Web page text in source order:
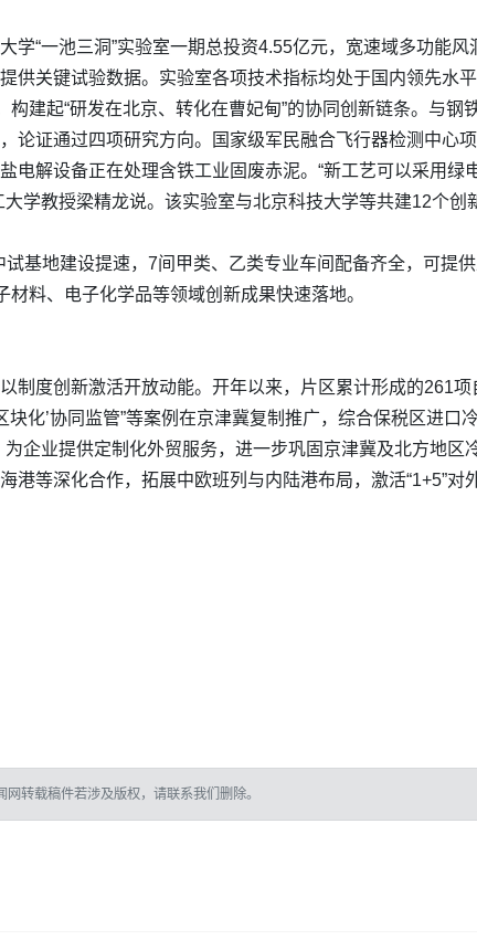
学“一池三洞”实验室一期总投资4.55亿元，宽速域多功能
供关键试验数据。实验室各项技术指标均处于国内领先水
构建起“研发在北京、转化在曹妃甸”的协同创新链条。与
论证通过四项研究方向。国家级军民融合飞行器检测中心项
电解设备正在处理含铁工业固废赤泥。“新工艺可以采用
学教授梁精龙说。该实验室与北京科技大学等共建12个
基地建设提速，7间甲类、乙类专业车间配备齐全，可提
料、电子化学品等领域创新成果快速落地。
制度创新激活开放动能。开年以来，片区累计形成的261
块化’协同监管”等案例在京津冀复制推广，综合保税区进
企业提供定制化外贸服务，进一步巩固京津冀及北方地区
港等深化合作，拓展中欧班列与内陆港布局，激活“1+5”
转载稿件若涉及版权，请联系我们删除。